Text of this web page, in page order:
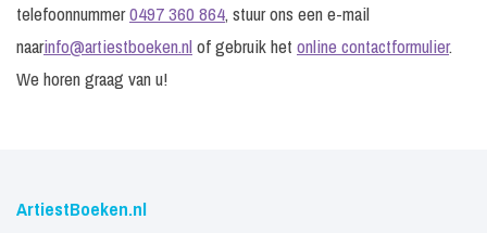
telefoonnummer0497 360 864, stuur ons een e-mail
naarinfo@artiestboeken.nlof gebruik het online contactformulier.
We horen graag van u!
ArtiestBoeken.nl